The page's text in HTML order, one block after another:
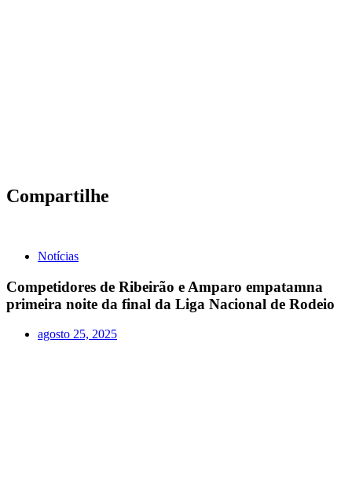
Compartilhe
Notícias
Competidores de Ribeirão e Amparo empatamna
primeira noite da final da Liga Nacional de Rodeio
agosto 25, 2025